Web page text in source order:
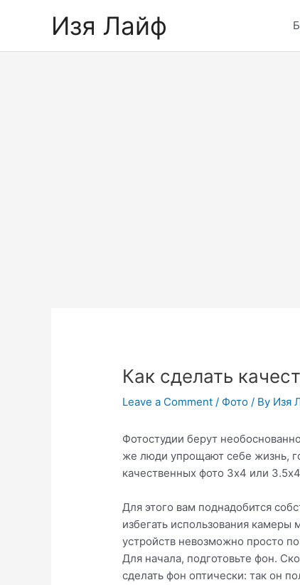
Изя Лайф
Как сделать
Leave a Comment / Фото / By Изя
Фотостудии берут
же люди упрощают себе жизнь,
качественных фото 3х4 или
Для этого вам поднадобится
избегать использования
устройств невозможно просто
Для начала, подготовьте фон.
сделать фон оптически: так он